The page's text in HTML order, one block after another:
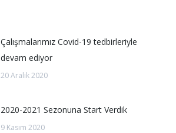
Çalışmalarımız Covid-19 tedbirleriyle
devam ediyor
20 Aralık 2020
2020-2021 Sezonuna Start Verdik
9 Kasım 2020